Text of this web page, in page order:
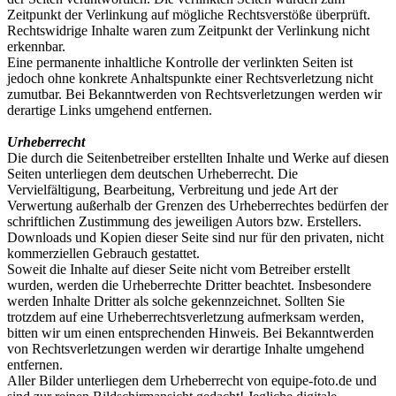
Zeitpunkt der Verlinkung auf mögliche Rechtsverstöße überprüft.
Rechtswidrige Inhalte waren zum Zeitpunkt der Verlinkung nicht
erkennbar.
Eine permanente inhaltliche Kontrolle der verlinkten Seiten ist
jedoch ohne konkrete Anhaltspunkte einer Rechtsverletzung nicht
zumutbar. Bei Bekanntwerden von Rechtsverletzungen werden wir
derartige Links umgehend entfernen.
Urheberrecht
Die durch die Seitenbetreiber erstellten Inhalte und Werke auf diesen
Seiten unterliegen dem deutschen Urheberrecht. Die
Vervielfältigung, Bearbeitung, Verbreitung und jede Art der
Verwertung außerhalb der Grenzen des Urheberrechtes bedürfen der
schriftlichen Zustimmung des jeweiligen Autors bzw. Erstellers.
Downloads und Kopien dieser Seite sind nur für den privaten, nicht
kommerziellen Gebrauch gestattet.
Soweit die Inhalte auf dieser Seite nicht vom Betreiber erstellt
wurden, werden die Urheberrechte Dritter beachtet. Insbesondere
werden Inhalte Dritter als solche gekennzeichnet. Sollten Sie
trotzdem auf eine Urheberrechtsverletzung aufmerksam werden,
bitten wir um einen entsprechenden Hinweis. Bei Bekanntwerden
von Rechtsverletzungen werden wir derartige Inhalte umgehend
entfernen.
Aller Bilder unterliegen dem Urheberrecht von equipe-foto.de und